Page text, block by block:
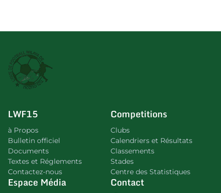
LWF15
à Propos
Bulletin officiel
Documents
Textes et Réglements
Contactez-nous
Competitions
Clubs
Calendriers et Résultats
Classements
Stades
Centre des Statistiques
Espace Média Contact